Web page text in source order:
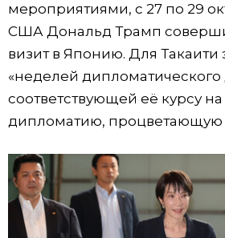
Культура
Жизнь
Токио
От редакции
мероприятиями, с 27 по 29
США Дональд Трамп
визит в Японию. Для Такаити
«неделей дипломатического
соответствующей её курсу
дипломатию, процветающую